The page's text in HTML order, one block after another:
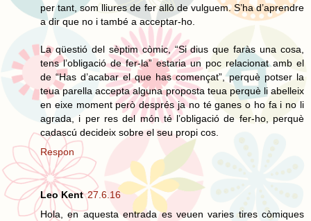
per tant, som lliures de fer allò de vulguem. S’ha d’aprendre
a dir que no i també a acceptar-ho.
La qüestió del sèptim còmic, “Si dius que faràs una cosa,
tens l’obligació de fer-la” estaria un poc relacionat amb el
de “Has d’acabar el que has començat”, perquè potser la
teua parella accepta alguna proposta teua perquè li abelleix
en eixe moment però després ja no té ganes o ho fa i no li
agrada, i per res del món té l’obligació de fer-ho, perquè
cadascú decideix sobre el seu propi cos.
Respon
Leo Kent 27.6.16
Hola, en aquesta entrada es veuen varies tires còmiques